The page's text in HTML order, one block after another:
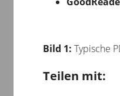
Bild 1: Typische
Teilen mit: